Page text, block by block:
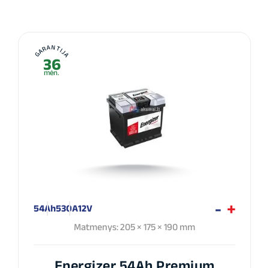
GARANTIJA
36
mėn.
54Ah530A12V
Matmenys: 205 × 175 × 190 mm